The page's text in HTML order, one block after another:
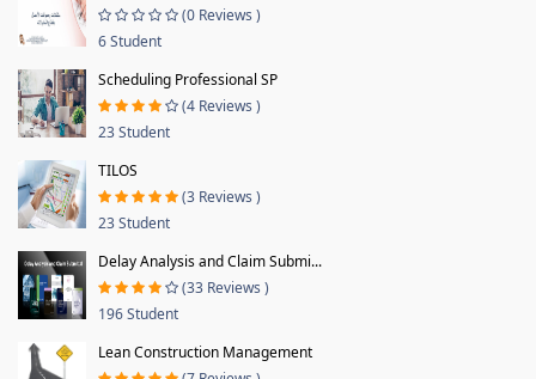
(0 Reviews )
6 Student
Scheduling Professional SP
(4 Reviews )
23 Student
TILOS
(3 Reviews )
23 Student
Delay Analysis and Claim Submi...
(33 Reviews )
196 Student
Lean Construction Management